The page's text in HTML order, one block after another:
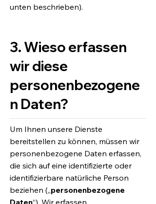
unten beschrieben).
3. Wieso erfassen
wir diese
personenbezogene
n Daten?
Um Ihnen unsere Dienste
bereitstellen zu können, müssen wir
personenbezogene Daten erfassen,
die sich auf eine identifizierte oder
identifizierbare natürliche Person
beziehen („personenbezogene
Daten“). Wir erfassen